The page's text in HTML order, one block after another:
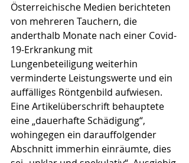
Österreichische Medien berichteten
von mehreren Tauchern, die
anderthalb Monate nach einer Covid-
19-Erkrankung mit
Lungenbeteiligung weiterhin
verminderte Leistungswerte und ein
auffälliges Röntgenbild aufwiesen.
Eine Artikelüberschrift behauptete
eine „dauerhafte Schädigung“,
wohingegen ein darauffolgender
Abschnitt immerhin einräumte, dies